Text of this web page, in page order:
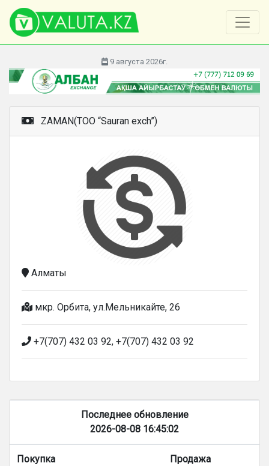
9 августа 2026г.
ZAMAN(TOO “Sauran exch”)
Алматы
мкр. Орбита, ул.Мельникайте, 26
+7(707) 432 03 92, +7(707) 432 03 92
Последнее обновление
2026-08-08 16:45:02
Покупка Продажа